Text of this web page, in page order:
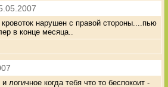
нарушен с правой стороны....пью
в конце месяца..
логичное когда тебя что то беспокоит -